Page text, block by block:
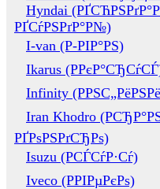
Hyndai
РҐСѓРЅРґР°Р№)
I-van (Р-РІР°РЅ)
Ikarus
Infinity
Iran Khodro
РҐРѕРЅРґСЂРѕ)
Isuzu (РСЃСѓР·Сѓ)
Iveco (РРІРµРєРѕ)